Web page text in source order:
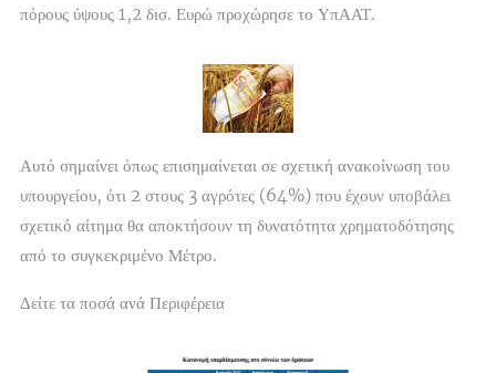
πόρους ύψους 1,2 δισ. Ευρώ προχώρησε το ΥπΑΑΤ.
Αυτό σημαίνει όπως επισημαίνεται σε σχετική ανακοίνωση του
υπουργείου, ότι 2 στους 3 αγρότες (64%) που έχουν υποβάλει
σχετικό αίτημα θα αποκτήσουν τη δυνατότητα χρηματοδότησης
από το συγκεκριμένο Μέτρο.
Δείτε τα ποσά ανά Περιφέρεια